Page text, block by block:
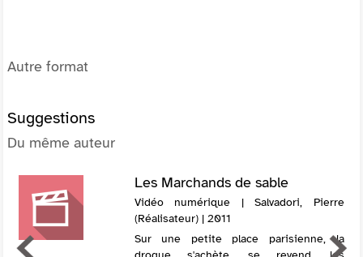
Autre format
Suggestions
Du même auteur
Les Marchands de sable
Vidéo numérique | Salvadori, Pierre
(Réalisateur) | 2011
Sur une petite place parisienne, la